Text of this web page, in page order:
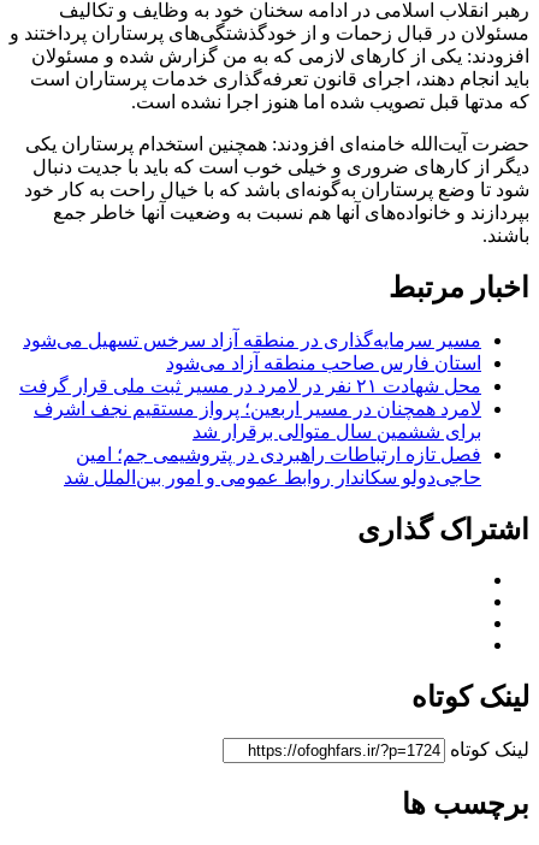
رهبر انقلاب اسلامی در ادامه سخنان خود به وظایف و تکالیف
مسئولان در قبال زحمات و از خودگذشتگی‌های پرستاران پرداختند و
افزودند: یکی از کارهای لازمی که به من گزارش شده و مسئولان
باید انجام دهند، اجرای قانون تعرفه‌گذاری خدمات پرستاران است
که مدتها قبل تصویب شده اما هنوز اجرا نشده است.
حضرت آیت‌الله خامنه‌ای افزودند: همچنین استخدام پرستاران یکی
دیگر از کارهای ضروری و خیلی خوب است که باید با جدیت دنبال
شود تا وضع پرستاران به‌گونه‌ای باشد که با خیال راحت به کار خود
بپردازند و خانواده‌های آنها هم نسبت به وضعیت آنها خاطر جمع
باشند.
اخبار مرتبط
مسیر سرمایه‌گذاری در منطقه آزاد سرخس تسهیل می‌شود
استان فارس صاحب منطقه آزاد می‌شود
محل شهادت ۲۱ نفر در لامرد در مسیر ثبت ملی قرار گرفت
لامرد همچنان در مسیر اربعین؛ پرواز مستقیم نجف اشرف
برای ششمین سال متوالی برقرار شد
فصل تازه ارتباطات راهبردی در پتروشیمی جم؛ امین
حاجی‌دولو سکاندار روابط عمومی و امور بین‌الملل شد
اشتراک گذاری
لینک کوتاه
لینک کوتاه
برچسب ها